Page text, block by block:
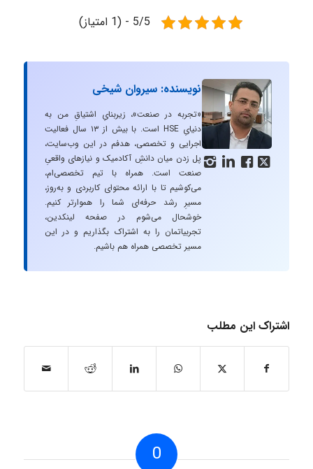
5/5 - (1 امتیاز)
   
نویسنده: سیروان شیخی
«تجربه در صنعت»، زیربنایِ اشتیاقِ من به
دنیایِ HSE است. با بیش از ۱۳ سال فعالیت
اجرایی و تخصصی، هدفم در این وب‌سایت،
پل زدن میان دانشِ آکادمیک و نیازهای واقعیِ
صنعت است. همراه با تیم تخصصی‌ام،
می‌کوشیم تا با ارائه محتوای کاربردی و به‌روز،
مسیرِ رشد حرفه‌ای شما را هموارتر کنیم.
خوشحال می‌شوم در صفحه لینکدین،
تجربیاتمان را به اشتراک بگذاریم و در این
مسیر تخصصی همراه هم باشیم.
اشتراک این مطلب
0